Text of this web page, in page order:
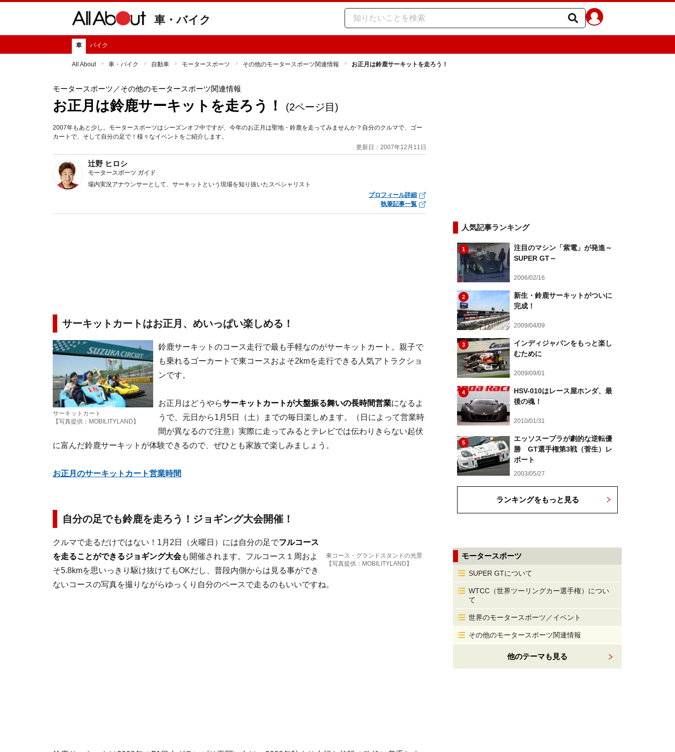
車・バイク
車 バイク
All About 車・バイク 自動車 モータースポーツ その他のモータースポーツ関連情報 お正月は鈴鹿サーキットを走ろう！
モータースポーツ ／その他のモータースポーツ関連情報
お正月は鈴鹿サーキットを走ろう！ (2ページ目)
2007年もあと少し。モータースポーツはシーズンオフ中ですが、今年のお正月は聖地・鈴鹿を走ってみませんか？自分のクルマで、ゴー
カートで、そして自分の足で！様々なイベントをご紹介します。
更新日：2007年12月11日
辻野 ヒロシ
モータースポーツ ガイド
場内実況アナウンサーとして、サーキットという現場を知り抜いたスペシャリスト
プロフィール詳細
執筆記事一覧
サーキットカートはお正月、めいっぱい楽しめる！
サーキットカート
【写真提供：MOBILITYLAND】
鈴鹿サーキットのコース走行で最も手軽なのがサーキットカート。親子で
も乗れるゴーカートで東コースおよそ2kmを走行できる人気アトラクショ
ンです。
お正月はどうやらサーキットカートが大盤振る舞いの長時間営業になるよ
うで、元日から1月5日（土）までの毎日楽しめます。（日によって営業時
間が異なるので注意）実際に走ってみるとテレビでは伝わりきらない起伏
に富んだ鈴鹿サーキットが体験できるので、ぜひとも家族で楽しみましょう。
お正月のサーキットカート営業時間
自分の足でも鈴鹿を走ろう！ジョギング大会開催！
東コース・グランドスタンドの光景
【写真提供：MOBILITYLAND】
クルマで走るだけではない！1月2日（火曜日）には自分の足でフルコース
を走ることができるジョギング大会も開催されます。フルコース１周およ
そ5.8kmを思いっきり駆け抜けてもOKだし、普段内側からは見る事ができ
ないコースの写真を撮りながらゆっくり自分のペースで走るのもいいですね。
人気記事ランキング
1
注目のマシン「紫電」が発進～
SUPER GT～
2006/02/16
2
新生・鈴鹿サーキットがついに
完成！
2009/04/09
3
インディジャパンをもっと楽し
むために
2009/09/01
4
HSV-010はレース屋ホンダ、最
後の魂！
2010/01/31
5
エッソスープラが劇的な逆転優
勝 GT選手権第3戦（菅生）レ
ポート
2003/05/27
ランキングをもっと見る
モータースポーツ
SUPER GTについて
WTCC（世界ツーリングカー選手権）につい
て
世界のモータースポーツ／イベント
その他のモータースポーツ関連情報
他のテーマも見る